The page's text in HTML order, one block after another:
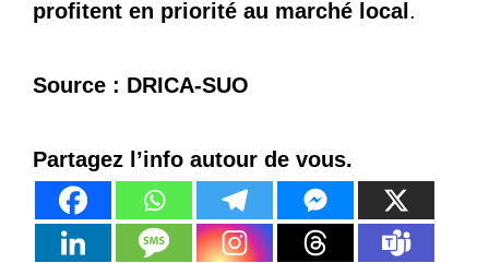
profitent en priorité au marché local .
Source : DRICA-SUO
Partagez l’info autour de vous.